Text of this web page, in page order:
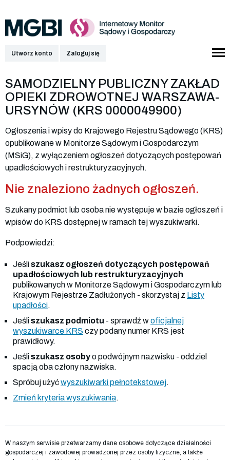
Utwórz konto Zaloguj się
SAMODZIELNY PUBLICZNY ZAKŁAD
OPIEKI ZDROWOTNEJ WARSZAWA-
URSYNÓW (KRS 0000049900)
Ogłoszenia i wpisy do Krajowego Rejestru Sądowego (KRS)
opublikowane w Monitorze Sądowym i Gospodarczym
(MSiG), z wyłączeniem ogłoszeń dotyczących postępowań
upadłościowych i restrukturyzacyjnych.
Nie znaleziono żadnych ogłoszeń.
Szukany podmiot lub osoba nie występuje w bazie ogłoszeń i
wpisów do KRS dostępnej w ramach tej wyszukiwarki.
Podpowiedzi:
Jeśliszukasz ogłoszeń dotyczących postępowań
upadłościowych lub restrukturyzacyjnych
publikowanych w Monitorze Sądowym i Gospodarczym lub
Krajowym Rejestrze Zadłużonych - skorzystaj z Listy
upadłości.
Jeśliszukasz podmiotu - sprawdź woficjalnej
wyszukiwarce KRS czy podany numer KRS jest
prawidłowy.
Jeśliszukasz osobyo podwójnym nazwisku - oddziel
spacją oba człony nazwiska.
Spróbuj użyćwyszukiwarki pełnotekstowej.
Zmień kryteria wyszukiwania.
W naszym serwisie przetwarzamy dane osobowe dotyczące działalności
gospodarczej i zawodowej prowadzonej przez osoby fizyczne, a także